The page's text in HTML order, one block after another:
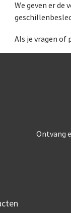
We geven er
Als je vragen
Ontvang